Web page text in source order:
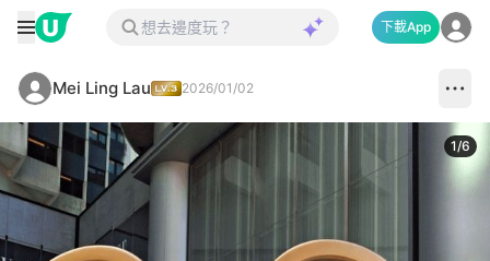
下載App
Mei Ling Lau 2026/01/02
1/6